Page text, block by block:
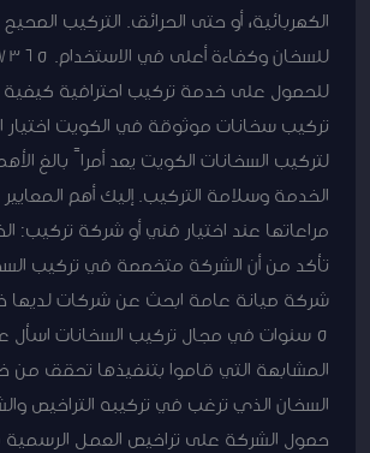
الكهربائية، أو حتى الحرائق. التركيب
للحصول على خدمة تركيب احترافية كيفية
تركيب سخانات موثوقة في الكويت اختيار
لتركيب السخانات الكويت يعد أمراً بالغ
الخدمة وسلامة التركيب. إليك أهم
مراعاتها عند اختيار فني أو شركة تركيب:
تأكد من أن الشركة متخصصة في تركيب
شركة صيانة عامة ابحث عن شركات لديها
5 سنوات في مجال تركيب السخانات اسأل
المشابهة التي قاموا بتنفيذها تحقق من
السخان الذي ترغب في تركيبه التراخيص
حصول الشركة على تراخيص العمل